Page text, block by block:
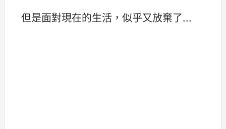
但是面對現在的生活，似乎又放棄了...